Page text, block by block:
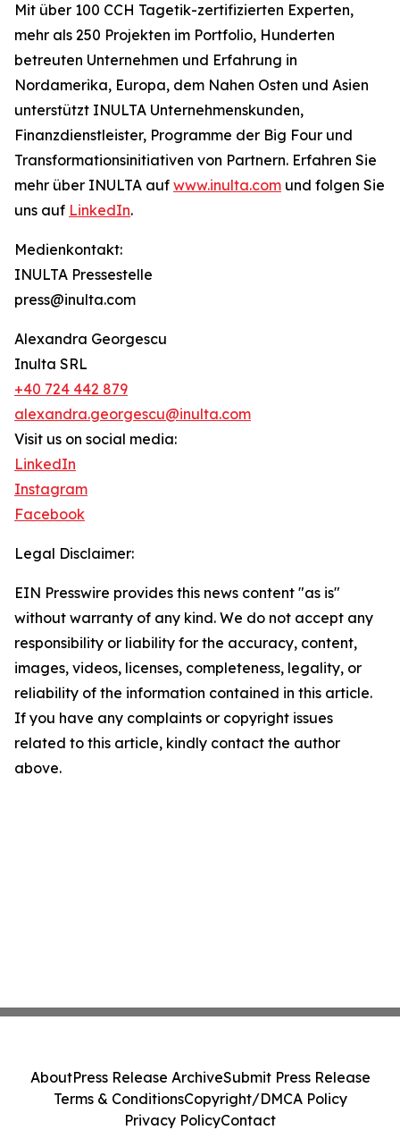
Mit über 100 CCH Tagetik-zertifizierten Experten,
mehr als 250 Projekten im Portfolio, Hunderten
betreuten Unternehmen und Erfahrung in
Nordamerika, Europa, dem Nahen Osten und Asien
unterstützt INULTA Unternehmenskunden,
Finanzdienstleister, Programme der Big Four und
Transformationsinitiativen von Partnern. Erfahren Sie
mehr über INULTA auf www.inulta.com und folgen Sie
uns auf LinkedIn.
Medienkontakt:
INULTA Pressestelle
press@inulta.com
Alexandra Georgescu
Inulta SRL
+40 724 442 879
alexandra.georgescu@inulta.com
Visit us on social media:
LinkedIn
Instagram
Facebook
Legal Disclaimer:
EIN Presswire provides this news content "as is"
without warranty of any kind. We do not accept any
responsibility or liability for the accuracy, content,
images, videos, licenses, completeness, legality, or
reliability of the information contained in this article.
If you have any complaints or copyright issues
related to this article, kindly contact the author
above.
AboutPress Release ArchiveSubmit Press Release
Terms & ConditionsCopyright/DMCA Policy
Privacy PolicyContact